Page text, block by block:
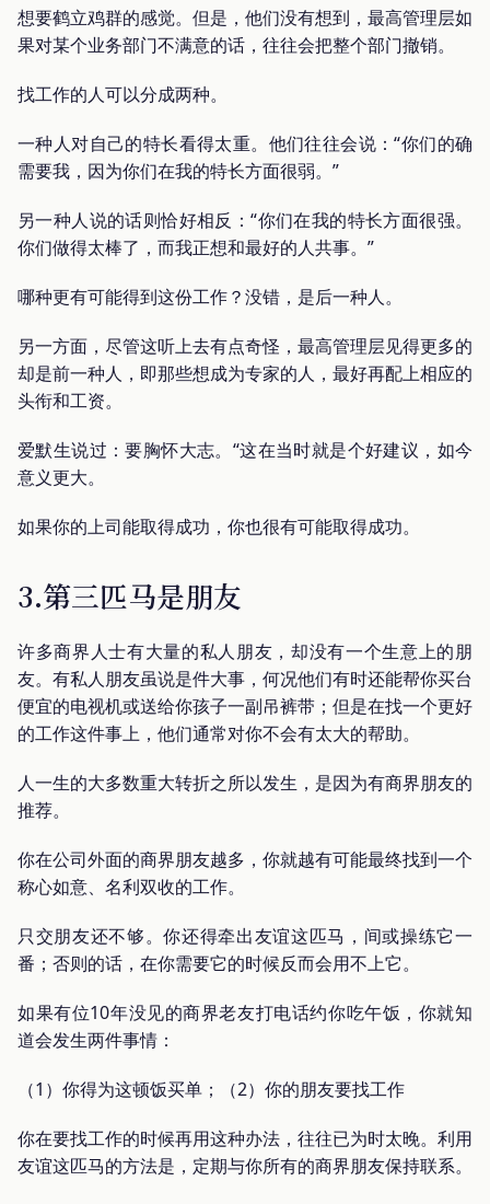
想要鹤立鸡群的感觉。但是，他们没有想到，最高管理层如
果对某个业务部门不满意的话，往往会把整个部门撤销。
找工作的人可以分成两种。
一种人对自己的特长看得太重。他们往往会说：“你们的确
需要我，因为你们在我的特长方面很弱。”
另一种人说的话则恰好相反：“你们在我的特长方面很强。
你们做得太棒了，而我正想和最好的人共事。”
哪种更有可能得到这份工作？没错，是后一种人。
另一方面，尽管这听上去有点奇怪，最高管理层见得更多的
却是前一种人，即那些想成为专家的人，最好再配上相应的
头衔和工资。
爱默生说过：要胸怀大志。“这在当时就是个好建议，如今
意义更大。
如果你的上司能取得成功，你也很有可能取得成功。
3.第三匹马是朋友
许多商界人士有大量的私人朋友，却没有一个生意上的朋
友。有私人朋友虽说是件大事，何况他们有时还能帮你买台
便宜的电视机或送给你孩子一副吊裤带；但是在找一个更好
的工作这件事上，他们通常对你不会有太大的帮助。
人一生的大多数重大转折之所以发生，是因为有商界朋友的
推荐。
你在公司外面的商界朋友越多，你就越有可能最终找到一个
称心如意、名利双收的工作。
只交朋友还不够。你还得牵出友谊这匹马，间或操练它一
番；否则的话，在你需要它的时候反而会用不上它。
如果有位10年没见的商界老友打电话约你吃午饭，你就知
道会发生两件事情：
（1）你得为这顿饭买单；（2）你的朋友要找工作
你在要找工作的时候再用这种办法，往往已为时太晚。利用
友谊这匹马的方法是，定期与你所有的商界朋友保持联系。